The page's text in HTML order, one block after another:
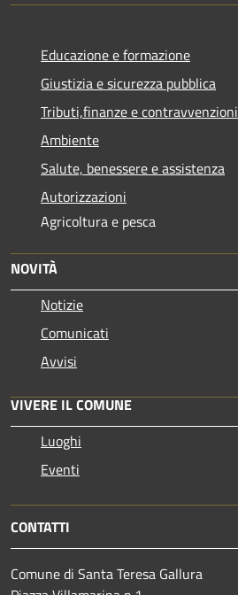
Educazione e formazione
Giustizia e sicurezza pubblica
Tributi,finanze e contravvenzioni
Ambiente
Salute, benessere e assistenza
Autorizzazioni
Agricoltura e pesca
NOVITÀ
Notizie
Comunicati
Avvisi
VIVERE IL COMUNE
Luoghi
Eventi
CONTATTI
Comune di Santa Teresa Gallura